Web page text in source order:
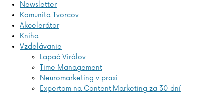
Newsletter
Komunita Tvorcov
Akcelerátor
Kniha
Vzdelávanie
Lapač Virálov
Time Management
Neuromarketing v praxi
Expertom na Content Marketing za 30 dní